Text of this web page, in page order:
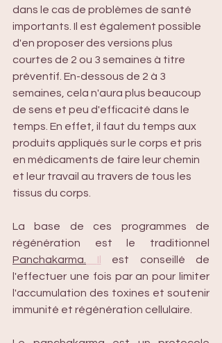
dans le cas de problèmes de santé
importants. Il est également possible
d'en proposer des versions plus
courtes de 2 ou 3 semaines à titre
préventif. En-dessous de 2 à 3
semaines, cela n'aura plus beaucoup
de sens et peu d'efficacité dans le
temps. En effet, il faut du temps aux
produits appliqués sur le corps et pris
en médicaments de faire leur chemin
et leur travail au travers de tous les
tissus du corps.
La base de ces programmes de
Panchakarma.
Il
est conseillé de
l'effectuer une fois par an pour limiter
l'accumulation des toxines et soutenir
immunité et régénération cellulaire.